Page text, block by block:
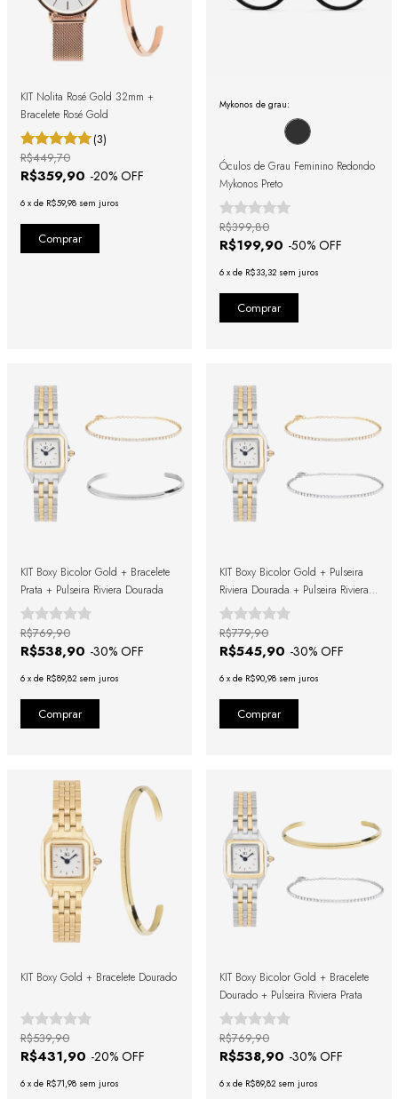
KIT Nolita Rosé Gold 32mm +
Bracelete Rosé Gold
(3)
R$359,90 -20% OFF
R$449,70
6 x de R$59,98 sem juros
Mykonos de grau:
Óculos de Grau Feminino Redondo
Mykonos Preto
R$199,90 -50% OFF
R$399,80
6 x de R$33,32 sem juros
KIT Boxy Bicolor Gold + Bracelete
Prata + Pulseira Riviera Dourada
R$538,90 -30% OFF
R$769,90
6 x de R$89,82 sem juros
KIT Boxy Bicolor Gold + Pulseira
Riviera Dourada + Pulseira Riviera
Prata
R$545,90 -30% OFF
R$779,90
6 x de R$90,98 sem juros
KIT Boxy Gold + Bracelete Dourado
R$431,90 -20% OFF
R$539,90
6 x de R$71,98 sem juros
KIT Boxy Bicolor Gold + Bracelete
Dourado + Pulseira Riviera Prata
R$538,90 -30% OFF
R$769,90
6 x de R$89,82 sem juros